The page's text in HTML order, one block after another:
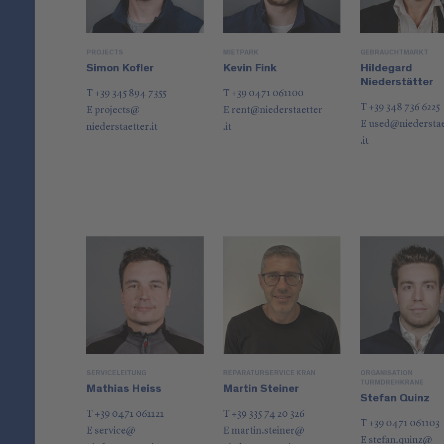
PROJECTS
Simon Kofler
T +39 345 894 7355
E projects@
niederstaetter.it
MIETPARK
Kevin Fink
T +39 0471 061100
E rent@niederstaetter
.it
GEBRAUCHTMARKT
Hildegard
Niederstätter
T +39 348 736 6225
E used@
.it
SERVICELEITUNG
Mathias Heiss
T +39 0471 061121
E service@
REPARATURSERVICE KRAN
Martin Steiner
T +39 335 74 20 326
E martin.steiner@
ORGANISATION
TURMDREHKRANE
Stefan Quinz
T +39 0471 061103
E stefan.quinz@